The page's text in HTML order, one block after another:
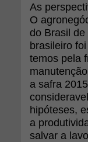
As
O
do Brasil
brasileiro
temos pela
a safra
hipóteses,
a
salvar a